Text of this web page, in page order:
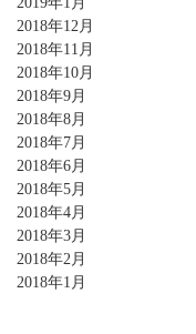
2018年12月
2018年11月
2018年10月
2018年9月
2018年8月
2018年7月
2018年6月
2018年5月
2018年4月
2018年3月
2018年2月
2018年1月